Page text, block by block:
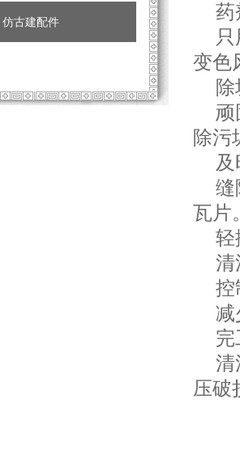
仿古建配件
药
只
变色
除
顽
除污
及
缝
瓦片
轻
清
控
减
完
清
压破